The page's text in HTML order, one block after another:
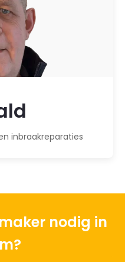
inbraakreparaties
nodig in